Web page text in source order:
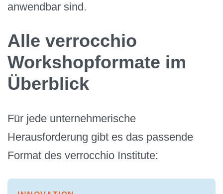
anwendbar sind.
Alle verrocchio
Workshopformate im
Überblick
Für jede unternehmerische
Herausforderung gibt es das passende
Format des verrocchio Institute: